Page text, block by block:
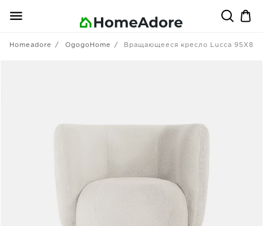
Homeadore OgogoHome Вращающееся кресло Lucca